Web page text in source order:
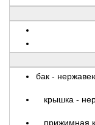
бак -
крышка -
прижимная